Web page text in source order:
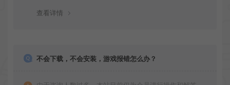
查看详情
不会下载，不会安装，游戏报错怎么办？